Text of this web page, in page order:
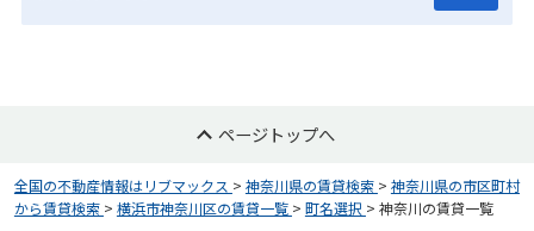
ページトップへ
全国の不動産情報はリブマックス > 神奈川県の賃貸検索 > 神奈川県の市区町村
から賃貸検索 > 横浜市神奈川区の賃貸一覧 > 町名選択 > 神奈川の賃貸一覧